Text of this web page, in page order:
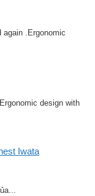
again .Ergonomic
design with
Iwata